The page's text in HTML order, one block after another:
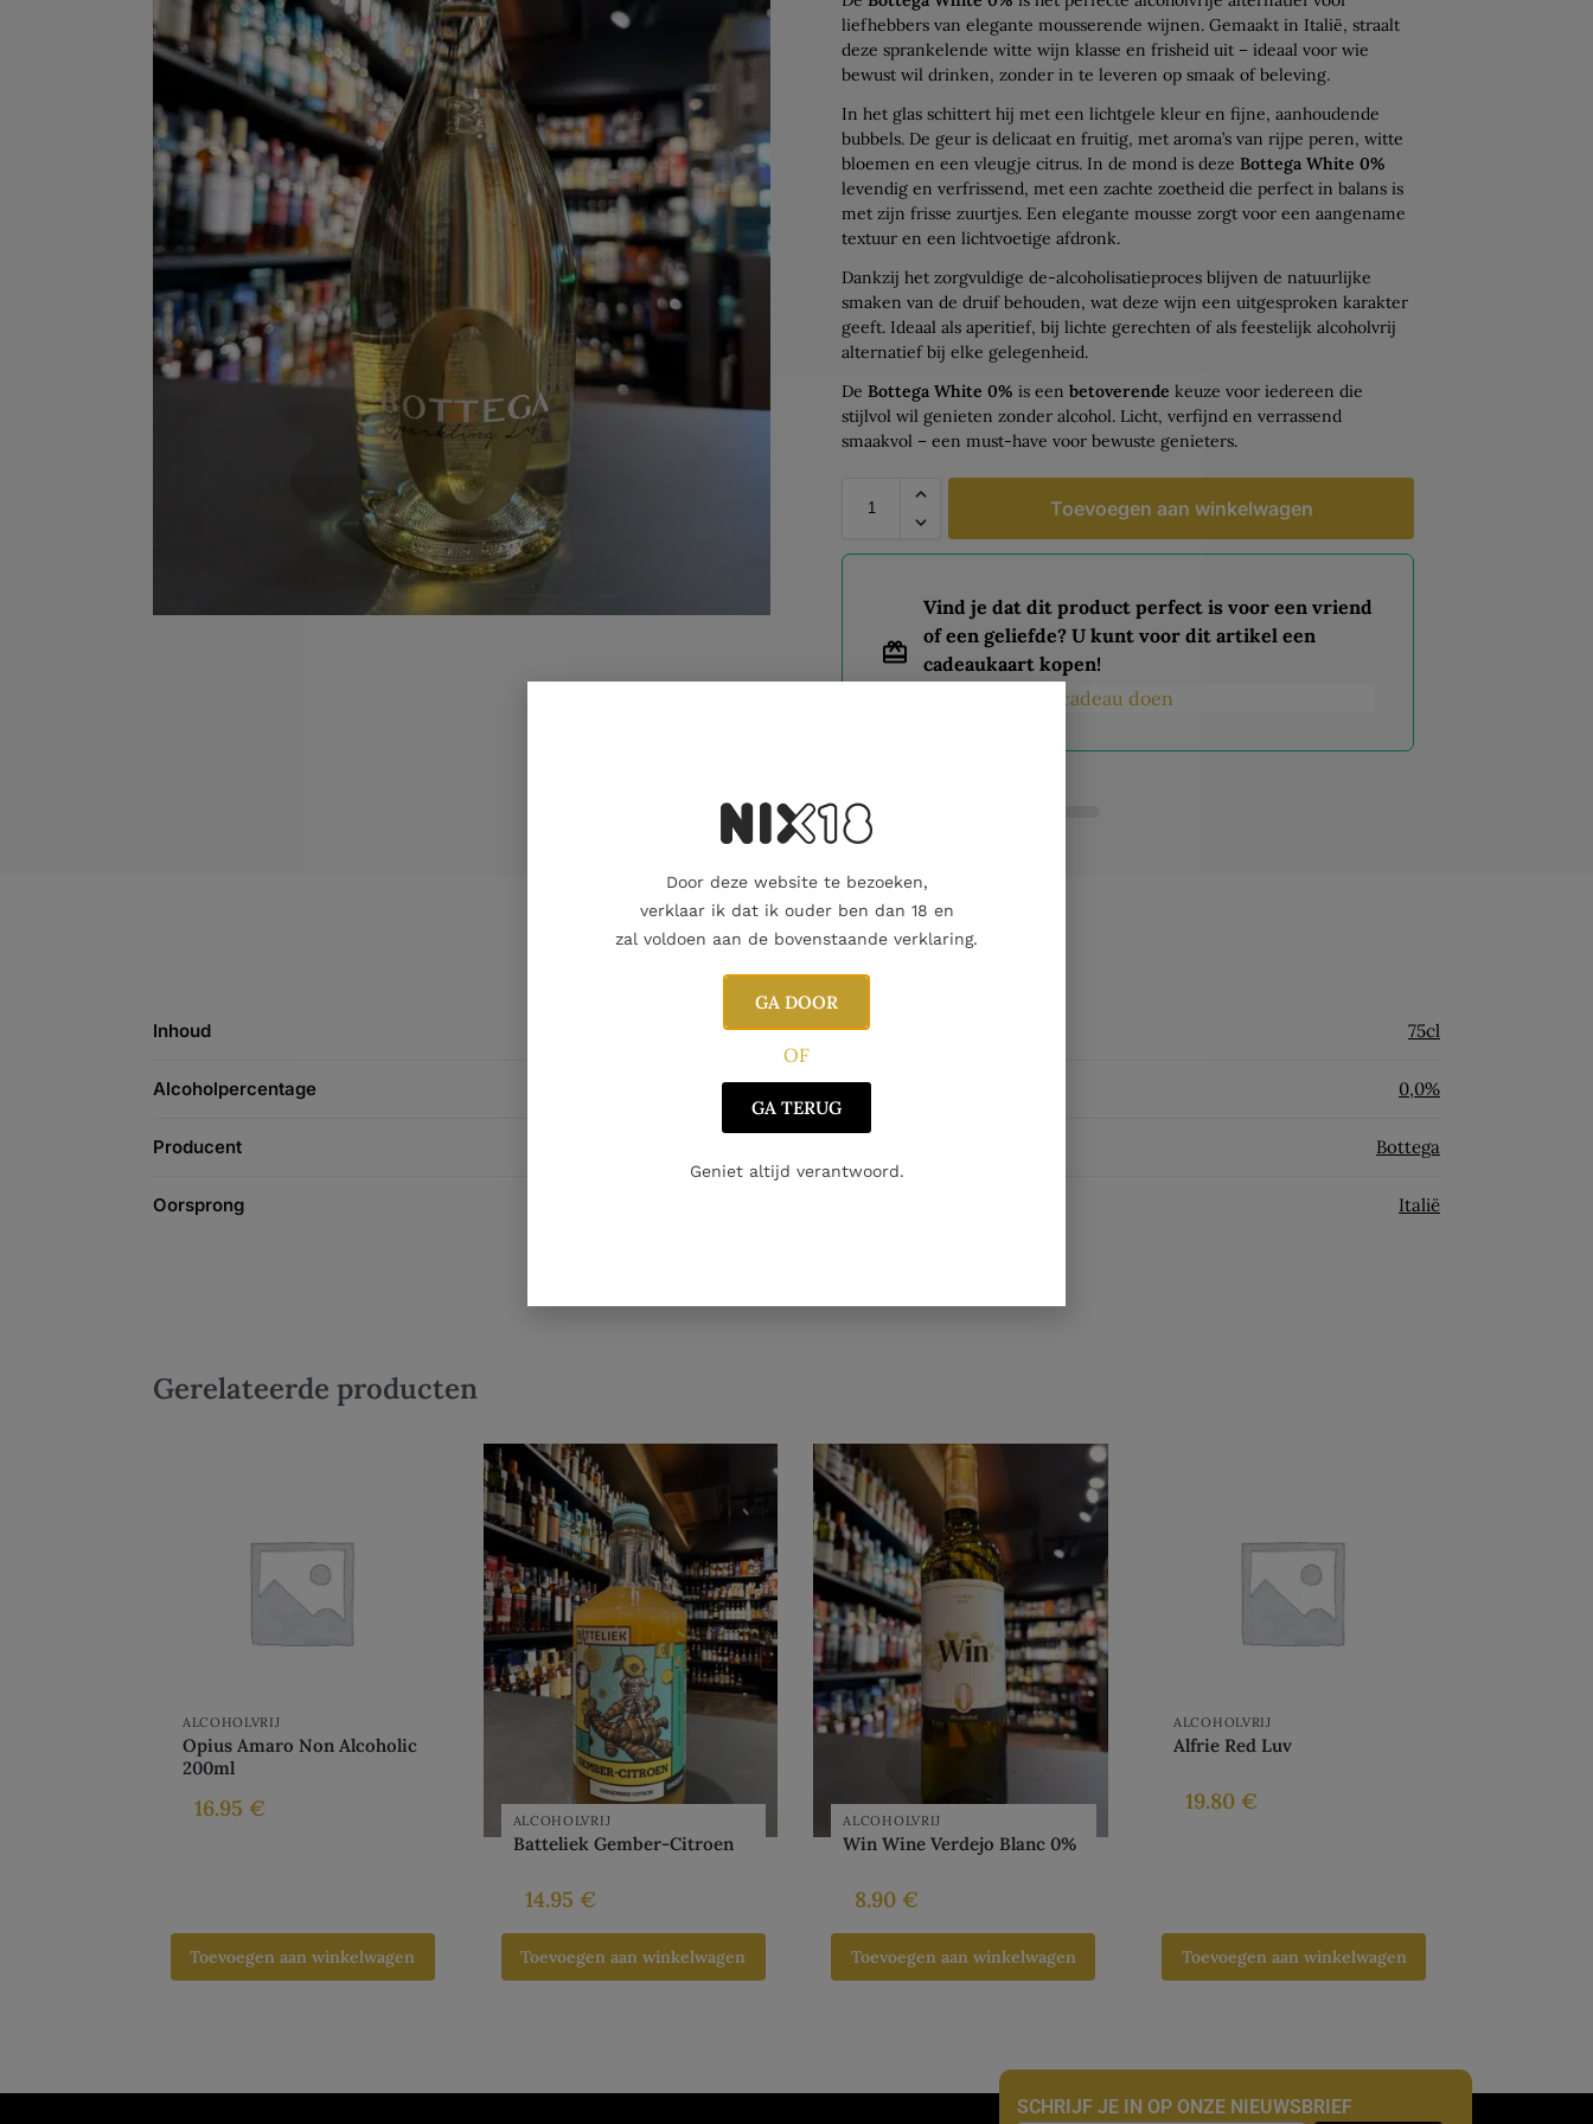
liefhebbers van elegante mousserende wijnen. Gemaakt in Italië, straalt
deze sprankelende witte wijn klasse en frisheid uit – ideaal voor wie
bewust wil drinken, zonder in te leveren op smaak of beleving.
In het glas schittert hij met een lichtgele kleur en fijne, aanhoudende
bubbels. De geur is delicaat en fruitig, met aroma’s van rijpe peren, witte
bloemen en een vleugje citrus. In de mond is dezeBottega White 0%
levendig en verfrissend, met een zachte zoetheid die perfect in balans is
met zijn frisse zuurtjes. Een elegante mousse zorgt voor een aangename
textuur en een lichtvoetige afdronk.
Dankzij het zorgvuldige de-alcoholisatieproces blijven de natuurlijke
smaken van de druif behouden, wat deze wijn een uitgesproken karakter
geeft. Ideaal als aperitief, bij lichte gerechten of als feestelijk alcoholvrij
alternatief bij elke gelegenheid.
DeBottega White 0% is eenbetoverende keuze voor iedereen die
stijlvol wil genieten zonder alcohol. Licht, verfijnd en verrassend
smaakvol – een must-have voor bewuste genieters.
Toevoegen aan winkelwagen
Vind je dat dit product perfect is voor een vriend
of een geliefde? U kunt voor dit artikel een
cadeaukaart kopen!
Dit product als cadeau doen
Aanvullende informatie Beoordelingen
Inhoud 75cl
Alcoholpercentage 0,0%
Producent Bottega
Oorsprong Italië
Gerelateerde producten
ALCOHOLVRIJ
Opius Amaro Non Alcoholic
200ml
16.95 €
Toevoegen aan winkelwagen
ALCOHOLVRIJ
Batteliek Gember-Citroen
14.95 €
Toevoegen aan winkelwagen
ALCOHOLVRIJ
Win Wine Verdejo Blanc 0%
8.90 €
Toevoegen aan winkelwagen
ALCOHOLVRIJ
Alfrie Red Luv
19.80 €
Toevoegen aan winkelwagen
SCHRIJF JE IN OP ONZE NIEUWSBRIEF
Door deze website te bezoeken,
verklaar ik dat ik ouder ben dan 18 en
zal voldoen aan de bovenstaande verklaring.
GA DOOR
OF
GA TERUG
Geniet altijd verantwoord.